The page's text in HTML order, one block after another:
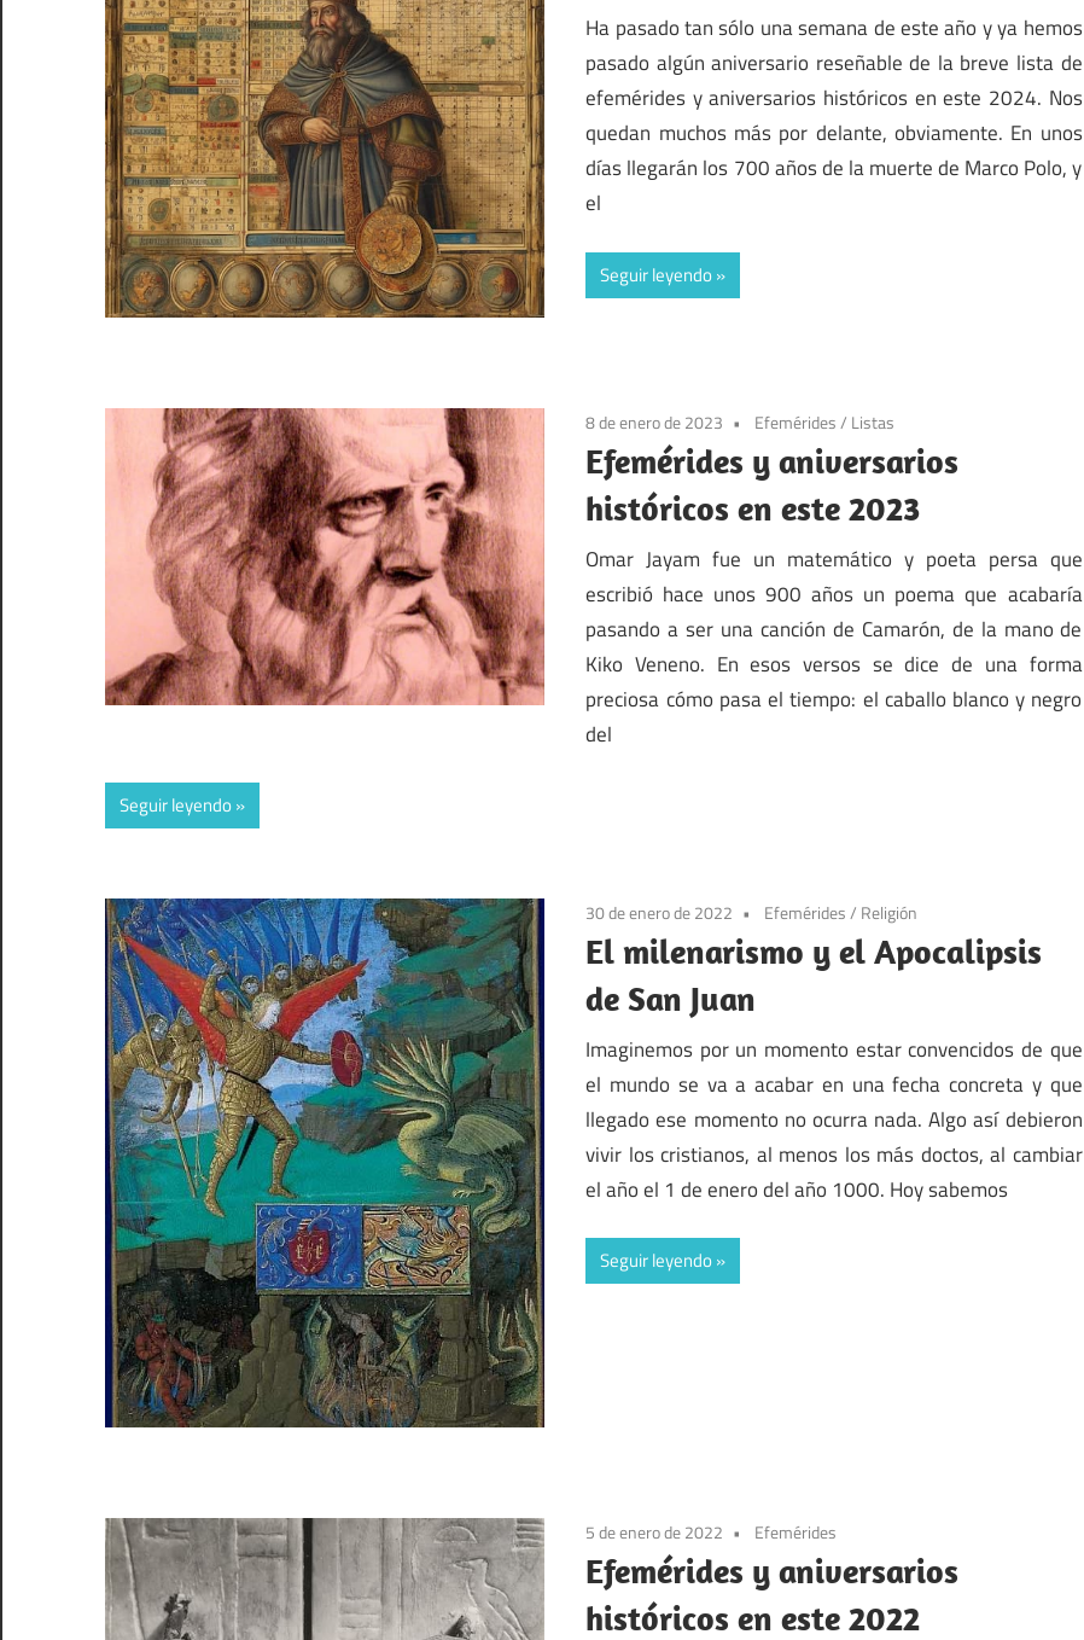
Ha pasado tan sólo una semana de este año y ya hemos
pasado algún aniversario reseñable de la breve lista de
efemérides y aniversarios históricos en este 2024. Nos
quedan muchos más por delante, obviamente. En unos
días llegarán los 700 años de la muerte de Marco Polo, y
el
Seguir leyendo
8 de enero de 2023 Efemérides/ Listas
Efemérides y aniversarios
históricos en este 2023
Omar Jayam fue un matemático y poeta persa que
escribió hace unos 900 años un poema que acabaría
pasando a ser una canción de Camarón, de la mano de
Kiko Veneno. En esos versos se dice de una forma
preciosa cómo pasa el tiempo: el caballo blanco y negro
del
Seguir leyendo
30 de enero de 2022 Efemérides/ Religión
El milenarismo y el Apocalipsis
de San Juan
Imaginemos por un momento estar convencidos de que
el mundo se va a acabar en una fecha concreta y que
llegado ese momento no ocurra nada. Algo así debieron
vivir los cristianos, al menos los más doctos, al cambiar
el año el 1 de enero del año 1000. Hoy sabemos
Seguir leyendo
5 de enero de 2022 Efemérides
Efemérides y aniversarios
históricos en este 2022